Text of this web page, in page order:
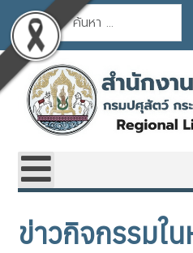
การค้นหา
ข่าวกิจกรรมใ